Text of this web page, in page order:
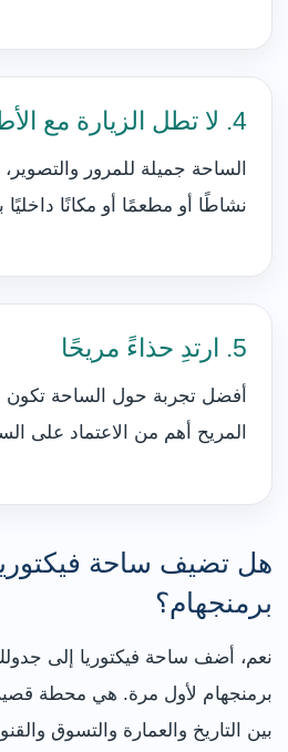
4. لا تطل الزيارة مع الأطفال
الساحة جميلة للمرور
نشاطًا أو مطعمًا أو مكانًا داخليًا
5. ارتدِ حذاءً مريحًا
أفضل تجربة حول الساحة تكون
المريح أهم من الاعتماد على
هل تضيف ساحة
برمنجهام؟
نعم، أضف ساحة فيكتوريا إلى
برمنجهام لأول مرة. هي محطة
بين التاريخ والعمارة والتسوق